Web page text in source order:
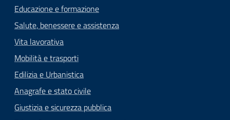
Educazione e formazione
Salute, benessere e assistenza
Vita lavorativa
Mobilità e trasporti
Edilizia e Urbanistica
Anagrafe e stato civile
Giustizia e sicurezza pubblica